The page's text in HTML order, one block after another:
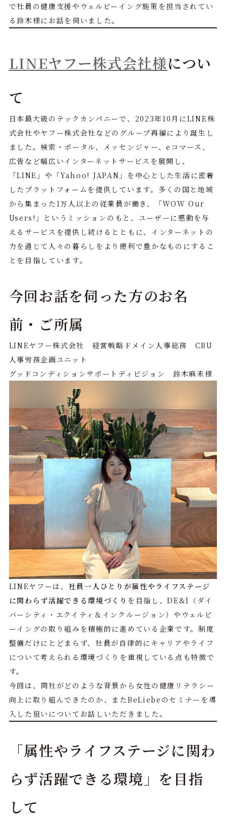
で社員の健康支援やウェルビーイング施策を担当されてい
る鈴木様にお話を伺いました。
LINEヤフー株式会社様につい
て
日本最大級のテックカンパニーで、2023年10月にLINE株
式会社やヤフー株式会社などのグループ再編により誕生し
ました。検索・ポータル、メッセンジャー、eコマース、
広告など幅広いインターネットサービスを展開し、
「LINE」や「Yahoo! JAPAN」を中心とした生活に密着
したプラットフォームを提供しています。多くの国と地域
から集まった1万人以上の従業員が働き、「WOW Our
Users!」というミッションのもと、ユーザーに感動を与
えるサービスを提供し続けるとともに、インターネットの
力を通じて人々の暮らしをより便利で豊かなものにするこ
とを目指しています。
今回お話を伺った方のお名
前・ご所属
LINEヤフー株式会社 経営戦略ドメイン人事総務 CBU
人事労務企画ユニット
グッドコンディションサポートディビジョン 鈴木麻未様
LINEヤフーは、 社員一人ひとりが属性やライフステージ
に関わらず活躍できる環境づくり を目指し、DE&I（ダイ
バーシティ・エクイティ＆インクルージョン）やウェルビ
ーイングの取り組みを積極的に進めている企業です。制度
整備だけにとどまらず、社員が自律的にキャリアやライフ
について考えられる環境づくりを重視している点も特徴で
す。
今回は、同社がどのような背景から女性の健康リテラシー
向上に取り組んできたのか、またBeLiebeのセミナーを導
入した狙いについてお話しいただきました。
「属性やライフステージに関わ
らず活躍できる環境」を目指
して